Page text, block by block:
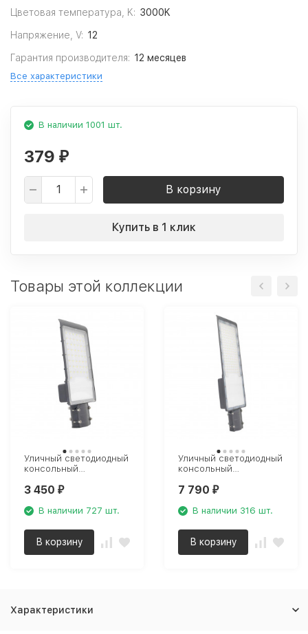
Цветовая температура, K: 3000K
Напряжение, V: 12
Гарантия производителя: 12 месяцев
Все характеристики
В наличии 1001 шт.
379 ₽
В корзину
Купить в 1 клик
Товары этой коллекции
Уличный светодиодный
консольный
Avenue 629536350
3 450 ₽
В наличии 727 шт.
В корзину
Уличный светодиодный
консольный
Avenue 629536320
7 790 ₽
В наличии 316 шт.
В корзину
Характеристики